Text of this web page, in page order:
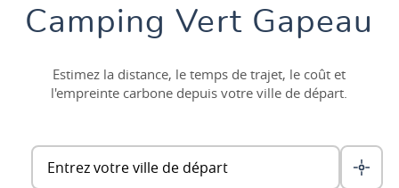
Camping Vert Gapeau
Estimez la distance, le temps de trajet, le coût et
l'empreinte carbone depuis votre ville de départ.